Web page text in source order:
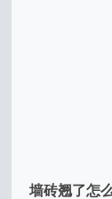
墙砖翘了怎